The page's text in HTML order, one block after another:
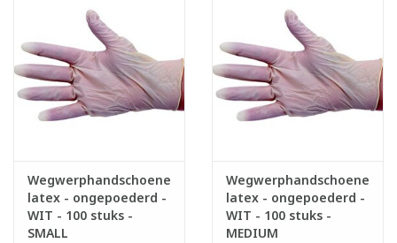
Wegwerphandschoenen
latex - ongepoederd -
WIT - 100 stuks -
SMALL
Wegwerphandschoenen
latex - ongepoederd -
WIT - 100 stuks -
MEDIUM